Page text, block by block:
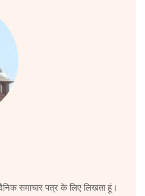
समाचार पत्र के लिए लिखता हूं।